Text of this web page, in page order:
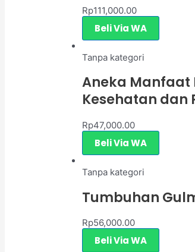
Rp111,000.00
Beli Via WA
Tanpa kategori
Aneka Manfaat
Kesehatan dan
Rp47,000.00
Beli Via WA
Tanpa kategori
Tumbuhan
Rp56,000.00
Beli Via WA